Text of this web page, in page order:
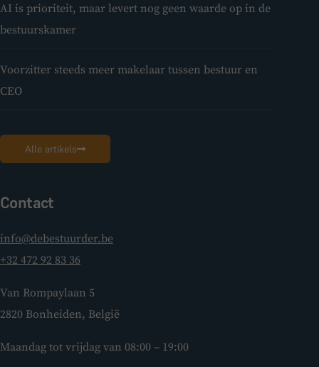
AI is prioriteit, maar levert nog geen waarde op in de
bestuurskamer
Voorzitter steeds meer makelaar tussen bestuur en
CEO
Alle artikels
Contact
info@debestuurder.be
+32 472 92 83 36
Van Rompaylaan 5
2820 Bonheiden, België
Maandag tot vrijdag van 08:00 – 19:00